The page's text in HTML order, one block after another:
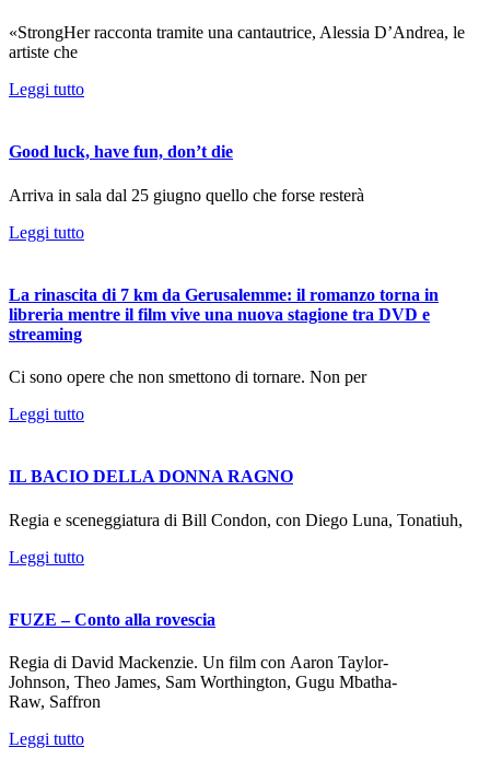
«StrongHer racconta tramite una cantautrice, Alessia D’Andrea, le
artiste che
Leggi tutto
Good luck, have fun, don’t die
Arriva in sala dal 25 giugno quello che forse resterà
Leggi tutto
La rinascita di 7 km da Gerusalemme: il romanzo torna in
libreria mentre il film vive una nuova stagione tra DVD e
streaming
Ci sono opere che non smettono di tornare. Non per
Leggi tutto
IL BACIO DELLA DONNA RAGNO
Regia e sceneggiatura di Bill Condon, con Diego Luna, Tonatiuh,
Leggi tutto
FUZE – Conto alla rovescia
Regia di David Mackenzie. Un film con Aaron Taylor-
Johnson, Theo James, Sam Worthington, Gugu Mbatha-
Raw, Saffron
Leggi tutto